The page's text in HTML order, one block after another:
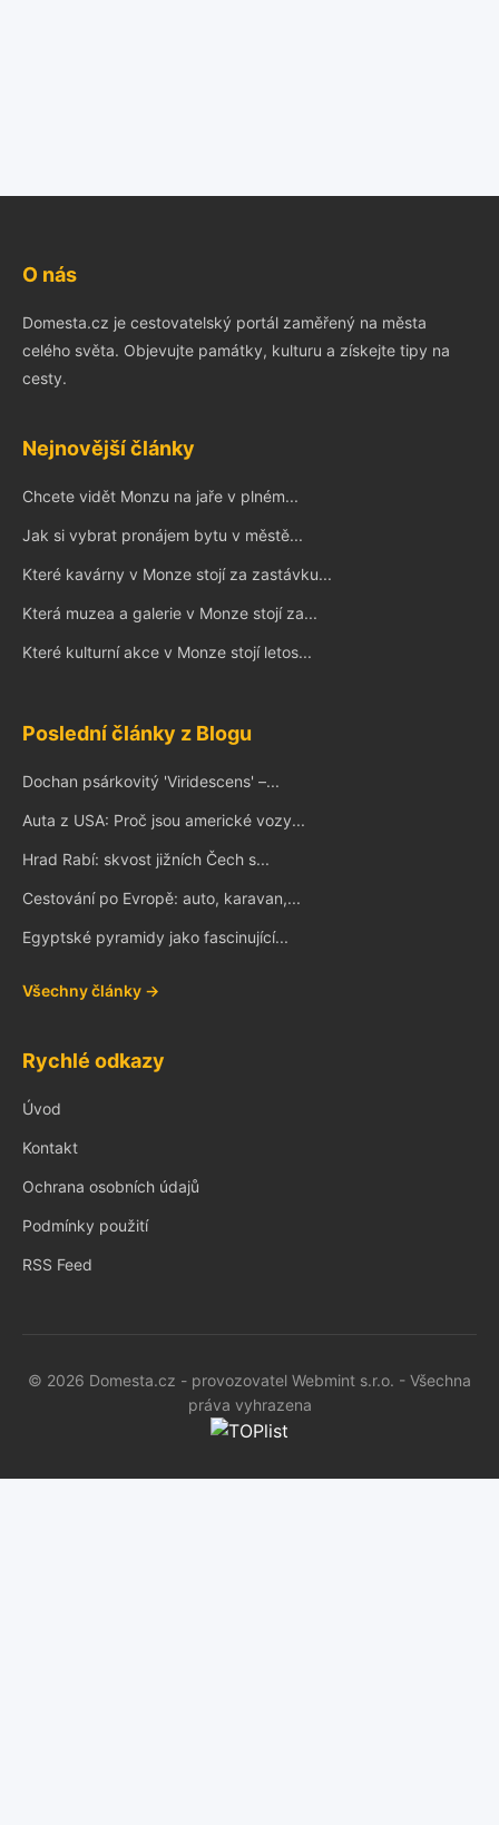
O nás
Domesta.cz je cestovatelský portál zaměřený na města
celého světa. Objevujte památky, kulturu a získejte tipy na
cesty.
Nejnovější články
Chcete vidět Monzu na jaře v plném...
Jak si vybrat pronájem bytu v městě...
Které kavárny v Monze stojí za zastávku...
Která muzea a galerie v Monze stojí za...
Které kulturní akce v Monze stojí letos...
Poslední články z Blogu
Dochan psárkovitý 'Viridescens' –...
Auta z USA: Proč jsou americké vozy...
Hrad Rabí: skvost jižních Čech s...
Cestování po Evropě: auto, karavan,...
Egyptské pyramidy jako fascinující...
Všechny články →
Rychlé odkazy
Úvod
Kontakt
Ochrana osobních údajů
Podmínky použití
RSS Feed
© 2026 Domesta.cz - provozovatel Webmint s.r.o. - Všechna
práva vyhrazena